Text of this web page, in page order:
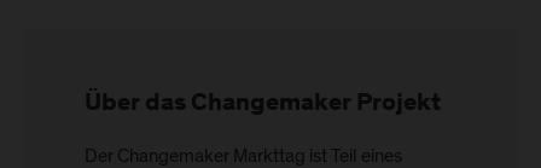
Über das Changemaker Projekt
Der Changemaker Markttag ist Teil eines